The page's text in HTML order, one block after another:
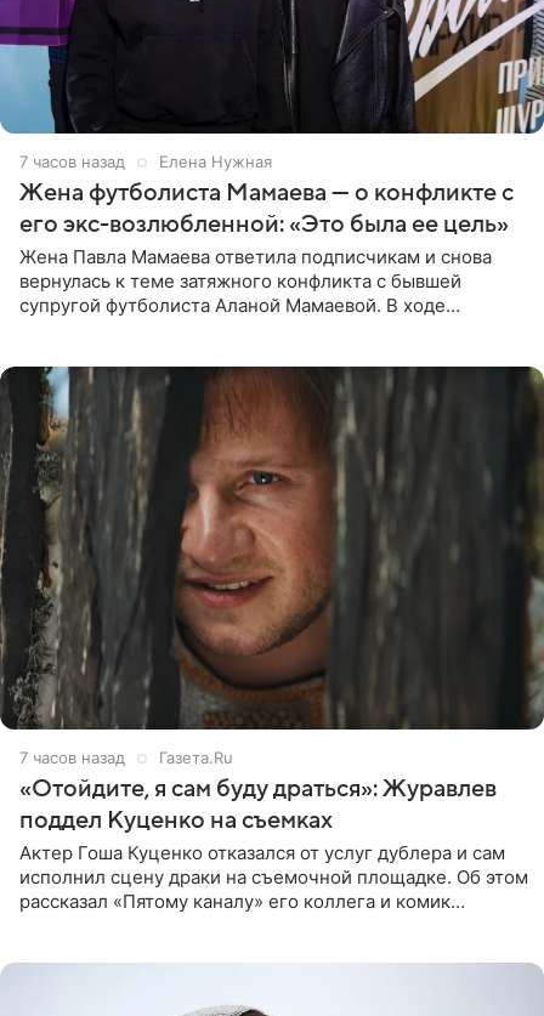
7 часов назад Елена Нужная
Жена футболиста Мамаева — о конфликте с
его экс-возлюбленной: «Это была ее цель»
Жена Павла Мамаева ответила подписчикам и снова
вернулась к теме затяжного конфликта с бывшей
супругой футболиста Аланой Мамаевой. В ходе
7 часов назад Газета.Ru
«Отойдите, я сам буду драться»: Журавлев
поддел Куценко на съемках
Актер Гоша Куценко отказался от услуг дублера и сам
исполнил сцену драки на съемочной площадке. Об этом
рассказал «Пятому каналу» его коллега и комик